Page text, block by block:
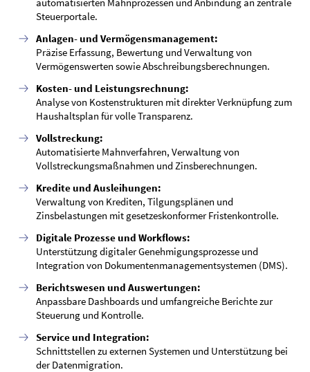
Steuerportale.
Anlagen- und Vermögensmanagement:
Präzise Erfassung, Bewertung und Verwaltung von
Vermögenswerten sowie Abschreibungsberechnungen.
Kosten- und Leistungsrechnung:
Analyse von Kostenstrukturen mit direkter Verknüpfung zum
Haushaltsplan für volle Transparenz.
Vollstreckung:
Automatisierte Mahnverfahren, Verwaltung von
Vollstreckungsmaßnahmen und Zinsberechnungen.
Kredite und Ausleihungen:
Verwaltung von Krediten, Tilgungsplänen und
Zinsbelastungen mit gesetzeskonformer Fristenkontrolle.
Digitale Prozesse und Workflows:
Unterstützung digitaler Genehmigungsprozesse und
Integration von Dokumentenmanagementsystemen (DMS).
Berichtswesen und Auswertungen:
Anpassbare Dashboards und umfangreiche Berichte zur
Steuerung und Kontrolle.
Service und Integration:
Schnittstellen zu externen Systemen und Unterstützung bei
der Datenmigration.